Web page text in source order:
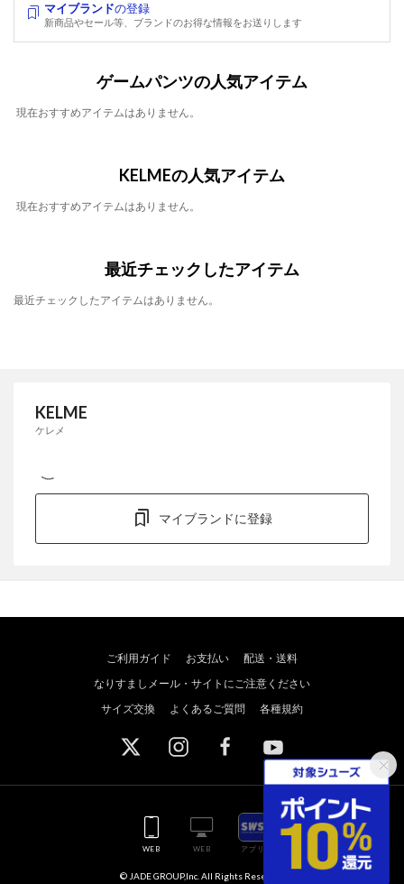
マイブランドの登録
新商品やセール等、ブランドのお得な情報をお送りします
ゲームパンツの人気アイテム
現在おすすめアイテムはありません。
KELMEの人気アイテム
現在おすすめアイテムはありません。
最近チェックしたアイテム
最近チェックしたアイテムはありません。
KELME
ケレメ
マイブランドに登録
ご利用ガイド お支払い
配送・送料
なりすましメール・サイトにご注意ください
サイズ交換
よくあるご質問 各種規約
WEB WEB アプリ
© JADE GROUP,Inc. All Rights Reserved